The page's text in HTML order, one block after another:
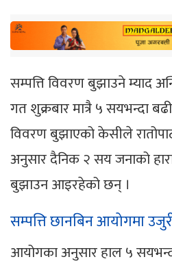
सम्पत्ति विवरण बुझाउने म्याद
गत शुक्रबार मात्रै ५ सयभन्दा
विवरण बुझाएको केसीले
अनुसार दैनिक २ सय जनाको
बुझाउन आइरहेको छन् ।
सम्पत्ति छानबिन आयोगमा
आयोगका अनुसार हाल ५